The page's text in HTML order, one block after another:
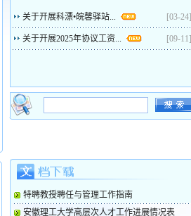
关于开展科漂•皖馨驿站... [03-24]
关于开展2025年协议工资... [09-11]
特聘教授聘任与管理工作指南
安徽理工大学高层次人才工作进展情况表